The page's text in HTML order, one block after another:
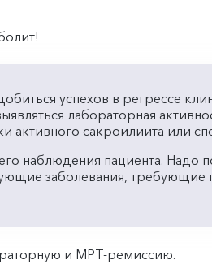
успехов в регрессе
лабораторная
активного сакроилиита или
наблюдения пациента. Надо
заболевания, требующие
и МРТ-ремиссию.